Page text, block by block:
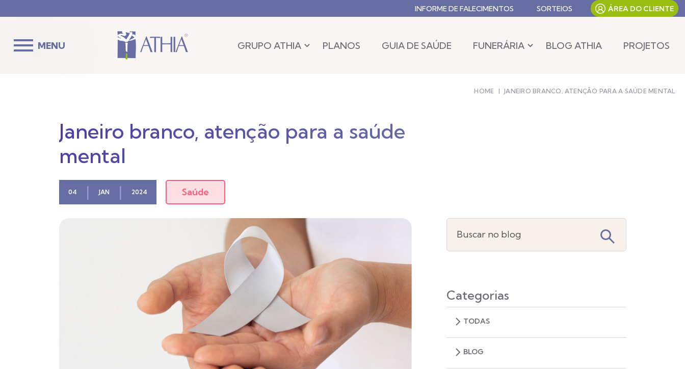
INFORME DE FALECIMENTOS SORTEIOS ÁREA DO CLIENTE
MENU GRUPO ATHIA PLANOS GUIA DE SAÚDE FUNERÁRIA BLOG ATHIA PROJETOS
HOME | JANEIRO BRANCO, ATENÇÃO PARA A SAÚDE MENTAL
Janeiro branco, atenção para a saúde
mental
04 | JAN | 2024 Saúde
Buscar no blog
Categorias
TODAS
BLOG